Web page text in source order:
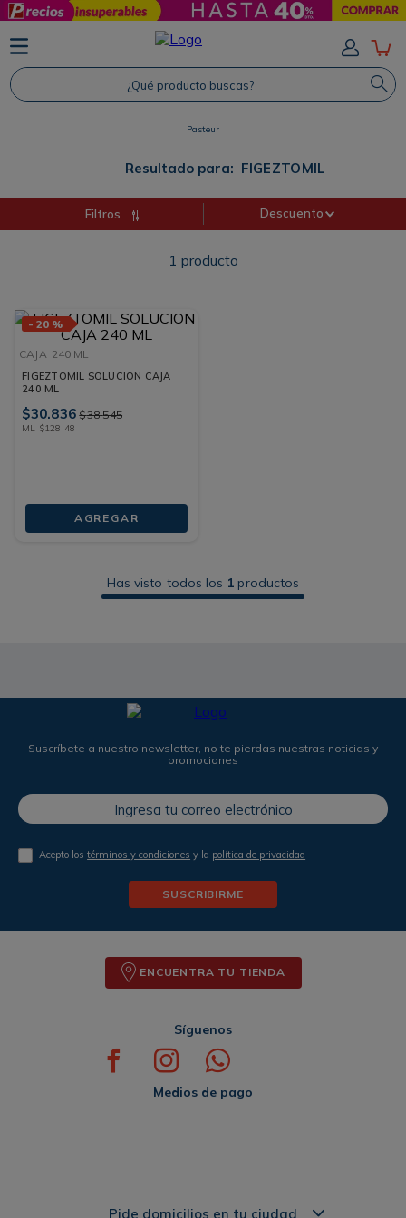
¿Qué producto buscas?
Pasteur
Resultado para: FIGEZTOMIL
Filtros Descuento
1 producto
- 20 %
CAJA 240 ML
FIGEZTOMIL SOLUCION CAJA
240 ML
$30.836 $38.545
ML $128 48
AGREGAR
Has visto todos los 1 productos
Suscríbete a nuestro newsletter, no te pierdas nuestras noticias y
promociones
Acepto lostérminos y condiciones y la política de privacidad
SUSCRIBIRME
ENCUENTRA TU TIENDA
Síguenos
Medios de pago
Pide domicilios en tu ciudad
TÉRMINOS MÁS BUSCADOS
1. Protector Solar
2. Proteina